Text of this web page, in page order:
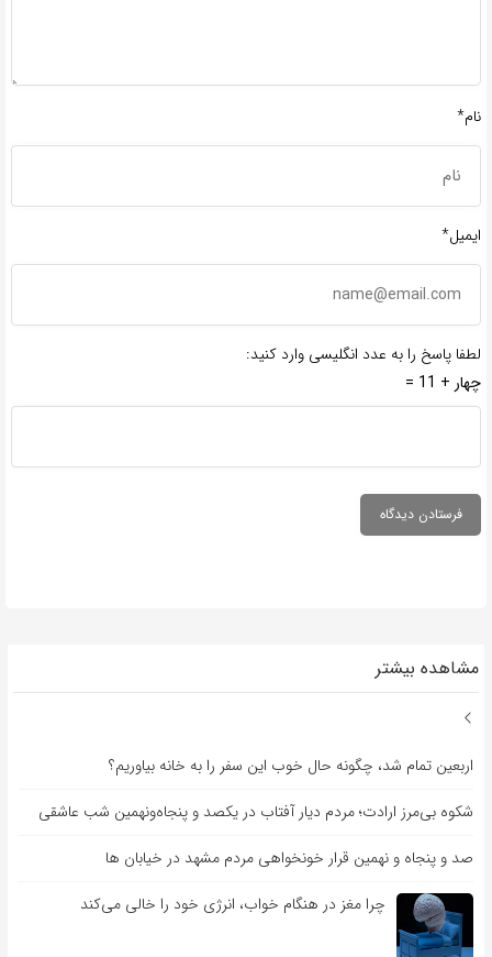
نام*
ایمیل*
لطفا پاسخ را به عدد انگلیسی وارد کنید:
چهار + 11 =
مشاهده بیشتر
اربعین تمام شد، چگونه حال خوب این سفر را به خانه بیاوریم؟
شکوه بی‌مرز ارادت؛ مردم دیار آفتاب در یکصد و پنجاه‌ونهمین شب عاشقی
صد و پنجاه و نهمین قرار خونخواهی مردم مشهد در خیابان ها
چرا مغز در هنگام خواب، انرژی خود را خالی می‌کند